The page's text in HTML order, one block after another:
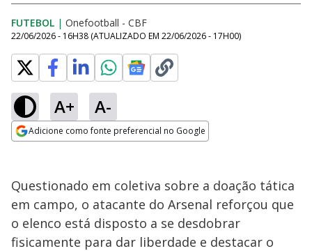
FUTEBOL | Onefootball - CBF
22/06/2026 - 16H38 (ATUALIZADO EM 22/06/2026 - 17H00)
A+ A-
Adicione como fonte preferencial no Google
Questionado em coletiva sobre a doação tática
em campo, o atacante do Arsenal reforçou que
o elenco está disposto a se desdobrar
fisicamente para dar liberdade e destacar o